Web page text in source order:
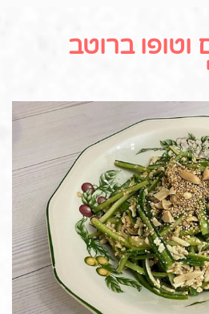
וטופו ברוטב